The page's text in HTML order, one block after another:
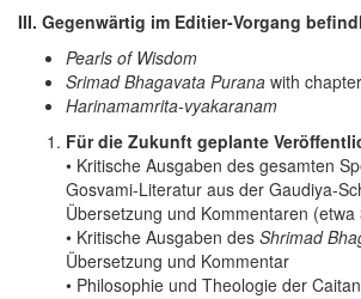
III. Gegenwärtig im Editier-Vorgang
Pearls of Wisdom
Srimad Bhagavata Purana with
Harinamamrita-vyakaranam
Für die Zukunft geplante
• Kritische Ausgaben des gesamten
Gosvami-Literatur aus der Gaudiya-
Übersetzung und Kommentaren
• Kritische Ausgaben des Shrimad
Übersetzung und Kommentar
• Philosophie und Theologie der